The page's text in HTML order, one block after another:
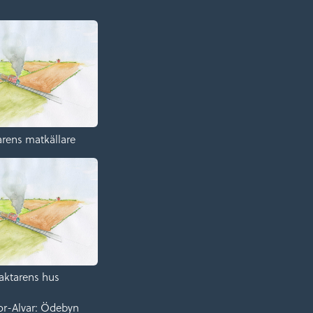
matkällare
hus
Alvar: Ödebyn